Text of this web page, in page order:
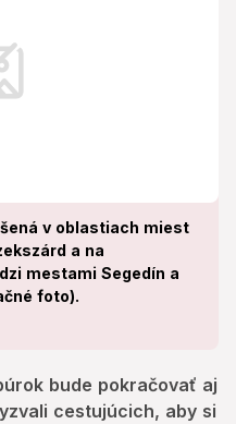
v oblastiach miest
a na
mestami Segedín a
foto).
bude pokračovať aj
cestujúcich, aby si